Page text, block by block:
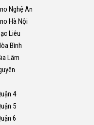
Nghệ An
Hà Nội
Liêu
Bình
Lâm
4
5
6